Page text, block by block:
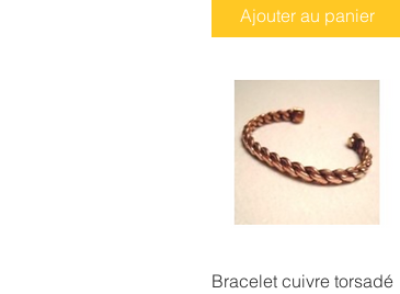
Ajouter au panier
Aperçu rapide
Bracelet cuivre torsadé